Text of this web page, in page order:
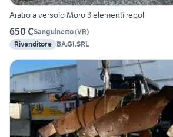
Aratro a versoio Moro 3 elementi regol
650 €Sanguinetto(VR)
Rivenditore BA.GI.SRL